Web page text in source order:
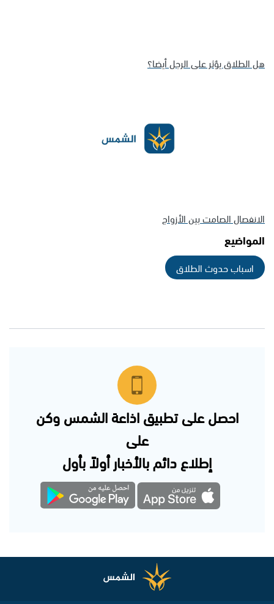
هل الطلاق يؤثر على الرجل أيضا؟
الانفصال الصامت بين الأزواج
المواضيع
اسباب حدوث الطلاق
احصل على تطبيق اذاعة الشمس وكن
على
إطلاع دائم بالأخبار أولاً بأول